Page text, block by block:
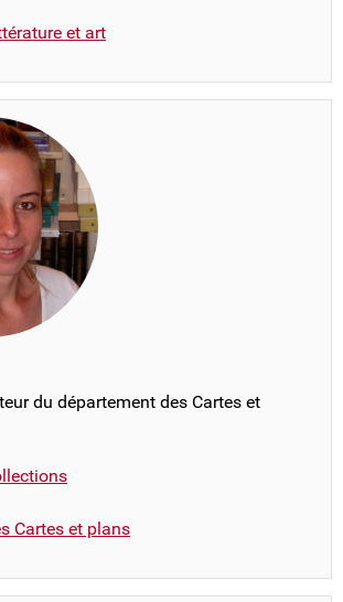
et art
du département des Cartes et
Cartes et plans